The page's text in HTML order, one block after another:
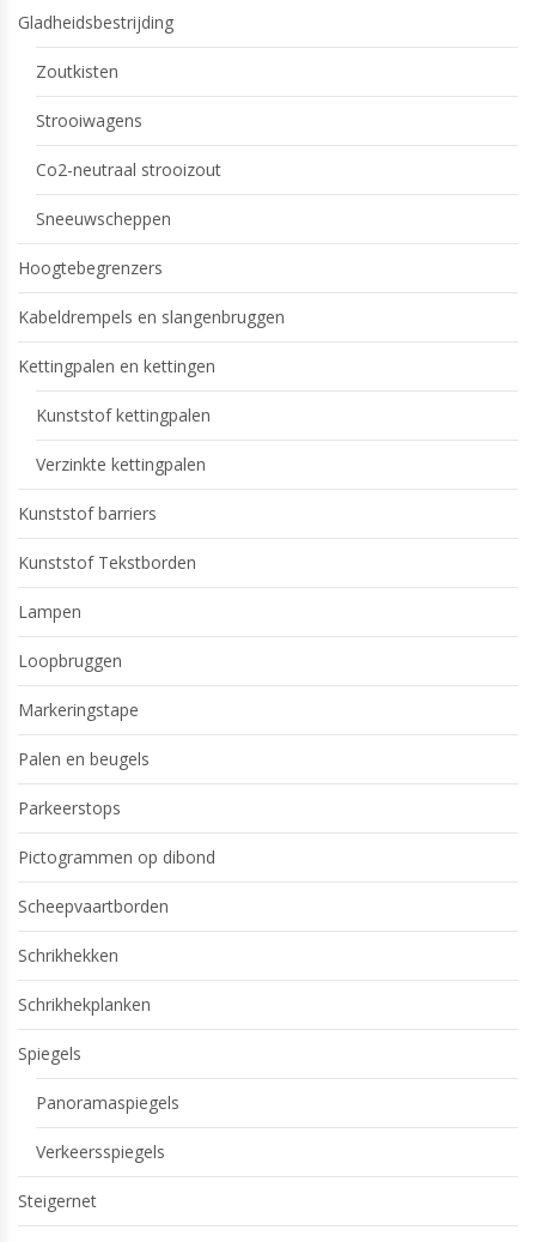
Gladheidsbestrijding
Zoutkisten
Strooiwagens
Co2-neutraal strooizout
Sneeuwscheppen
Hoogtebegrenzers
Kabeldrempels en slangenbruggen
Kettingpalen en kettingen
Kunststof kettingpalen
Verzinkte kettingpalen
Kunststof barriers
Kunststof Tekstborden
Lampen
Loopbruggen
Markeringstape
Palen en beugels
Parkeerstops
Pictogrammen op dibond
Scheepvaartborden
Schrikhekken
Schrikhekplanken
Spiegels
Panoramaspiegels
Verkeersspiegels
Steigernet